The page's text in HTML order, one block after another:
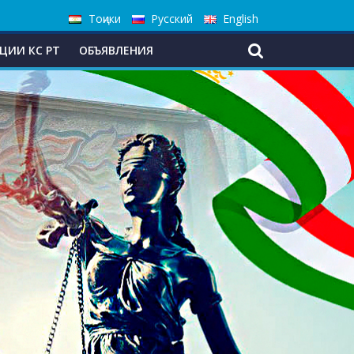
Тоҷики Русский English
КС РТ ОБЪЯВЛЕНИЯ